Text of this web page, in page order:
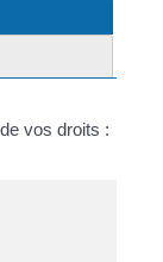
vos droits :